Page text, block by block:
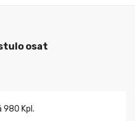
osat
Kpl.